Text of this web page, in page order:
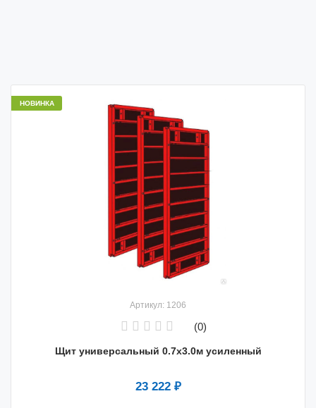
НОВИНКА
Артикул: 1206
(0)
Щит универсальный 0.7х3.0м усиленный
23 222 ₽